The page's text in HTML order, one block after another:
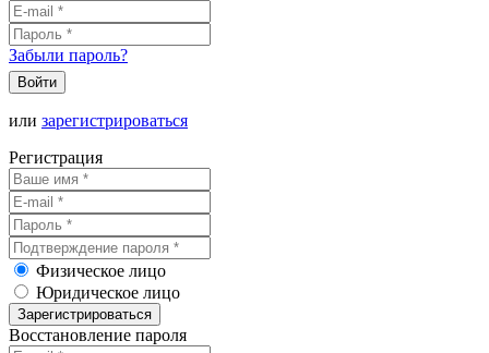
Забыли пароль?
Войти
или зарегистрироваться
Регистрация
Физическое лицо
Юридическое лицо
Зарегистрироваться
Восстановление пароля